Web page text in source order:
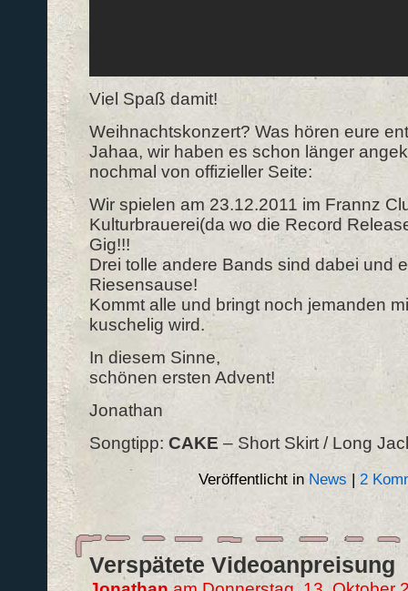
Viel Spaß damit!
Weihnachtskonzert? Was hören eure
Jahaa, wir haben es schon länger
nochmal von offizieller Seite:
Wir spielen am 23.12.2011 im Frannz
Kulturbrauerei(da wo die Record
Gig!!!
Drei tolle andere Bands sind dabei und
Riesensause!
Kommt alle und bringt noch jemanden
kuschelig wird.
In diesem Sinne,
schönen ersten Advent!
Jonathan
Songtipp: CAKE – Short Skirt / Long
Veröffentlicht in News | 2
Verspätete Videoanpreisung